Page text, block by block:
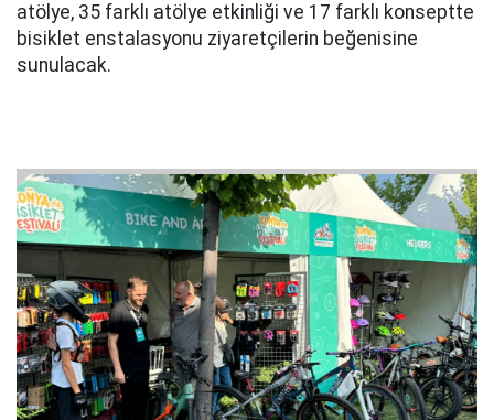
atölye, 35 farklı atölye etkinliği ve 17 farklı konseptte
bisiklet enstalasyonu ziyaretçilerin beğenisine
sunulacak.